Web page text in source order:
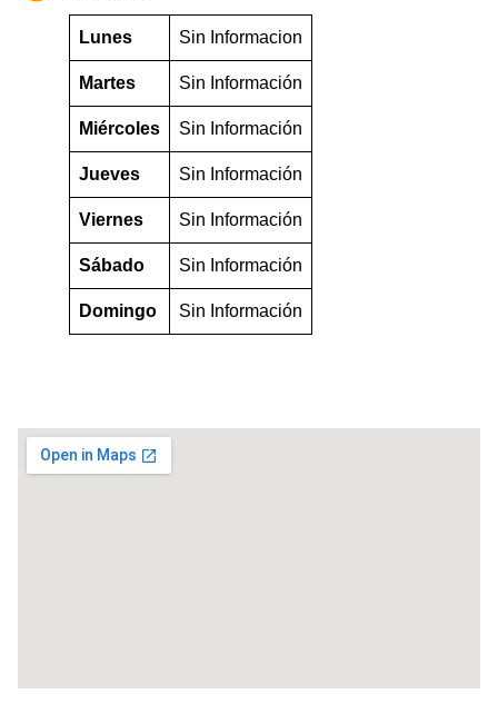
Lunes Sin Informacion
Martes Sin Información
Miércoles Sin Información
Jueves Sin Información
Viernes Sin Información
Sábado Sin Información
Domingo Sin Información